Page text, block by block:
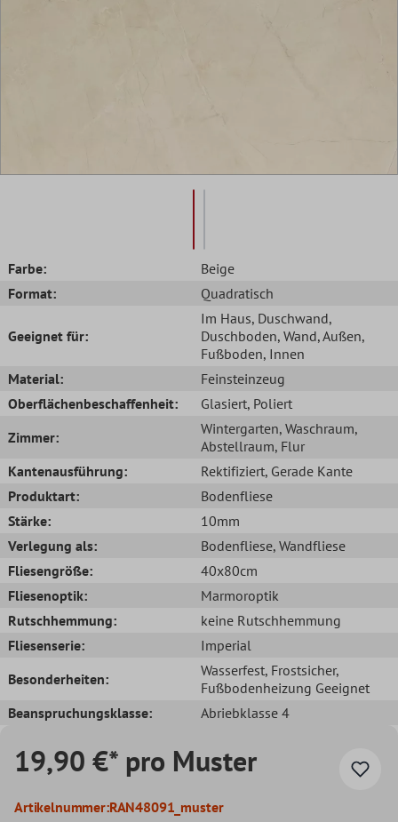
Farbe:
Beige
Format:
Quadratisch
Geeignet für:
Im Haus, Duschwand,
Duschboden, Wand, Außen,
Fußboden, Innen
Material:
Feinsteinzeug
Oberflächenbeschaffenheit:
Glasiert, Poliert
Zimmer:
Wintergarten, Waschraum,
Abstellraum, Flur
Kantenausführung:
Rektifiziert, Gerade Kante
Produktart:
Bodenfliese
Stärke:
10mm
Verlegung als:
Bodenfliese, Wandfliese
Fliesengröße:
40x80cm
Fliesenoptik:
Marmoroptik
Rutschhemmung:
keine Rutschhemmung
Fliesenserie:
Imperial
Besonderheiten:
Wasserfest, Frostsicher,
Fußbodenheizung Geeignet
Beanspruchungsklasse:
Abriebklasse 4
19,90 €* pro Muster
Artikelnummer:RAN48091_muster